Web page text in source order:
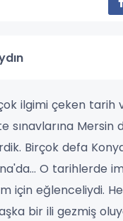
ilgimi çeken tarih
sınavlarına Mersin
Birçok defa
O tarihlerde
için eğlenceliydi.
bir ili gezmiş